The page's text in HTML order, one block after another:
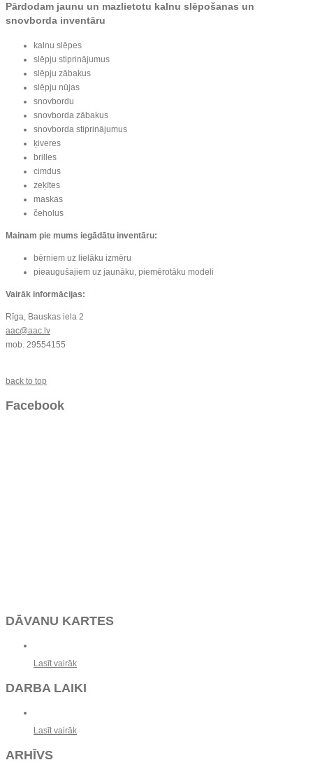
Pārdodam jaunu un mazlietotu kalnu slēpošanas un
snovborda inventāru
kalnu slēpes
slēpju stiprinājumus
slēpju zābakus
slēpju nūjas
snovbordu
snovborda zābakus
snovborda stiprinājumus
ķiveres
brilles
cimdus
zeķītes
maskas
čeholus
Mainam pie mums iegādātu inventāru:
bērniem uz lielāku izmēru
pieaugušajiem uz jaunāku, piemērotāku modeli
Vairāk informācijas:
Rīga, Bauskas iela 2
aac@aac.lv
mob. 29554155
back to top
Facebook
DĀVANU KARTES
Lasīt vairāk
DARBA LAIKI
Lasīt vairāk
ARHĪVS